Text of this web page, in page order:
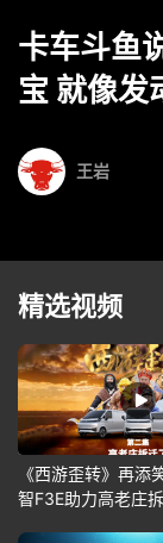
卡车斗鱼
宝 就像发
王岩
精选视频
《西游歪转》再添
智F3E助力高老庄拆